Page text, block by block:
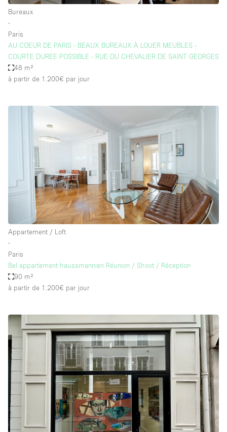
Bureaux
∙
Paris
AU COEUR DE PARIS - BEAUX BUREAUX À LOUER MEUBLES -
COURTE DUREE POSSIBLE - RUE DU CHEVALIER DE SAINT GEORGES
48 m²
à partir de 1.200€ par jour
Appartement / Loft
∙
Paris
Bel appartement haussmannien Réunion / Shoot / Réception
90 m²
à partir de 1.200€ par jour